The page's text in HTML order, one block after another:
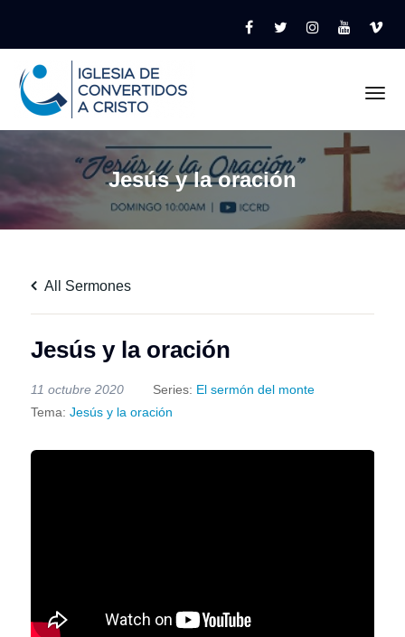
Jesús y la oración
All Sermones
Jesús y la oración
11 octubre 2020 Series: El sermón del monte
Tema: Jesús y la oración